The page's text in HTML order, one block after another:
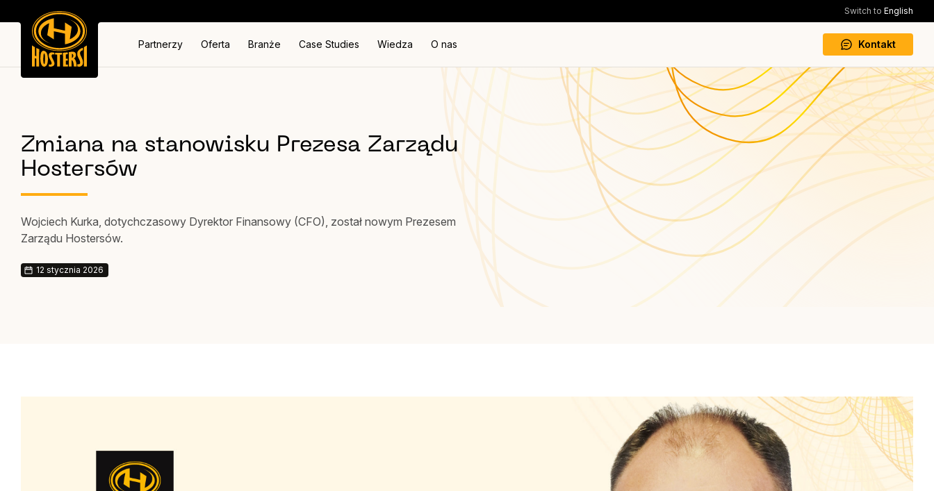
Switch to English
Partnerzy Oferta Branże Case Studies Wiedza O nas Kontakt
Zmiana na stanowisku Prezesa Zarządu
Hostersów
Wojciech Kurka, dotychczasowy Dyrektor Finansowy (CFO), został nowym Prezesem
Zarządu Hostersów.
12 stycznia 2026